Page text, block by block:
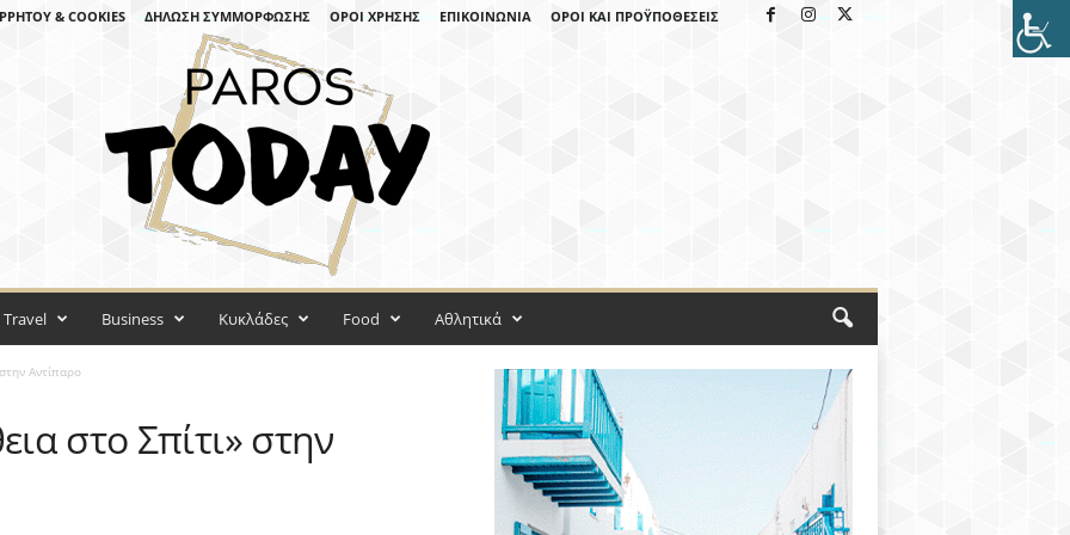
& COOKIES ΔΉΛΩΣΗ ΣΥΜΜΌΡΦΩΣΗΣ ΌΡΟΙ ΧΡΉΣΗΣ ΕΠΙΚΟΙΝΩΝΊΑ ΌΡΟΙ ΚΑΙ ΠΡΟΫΠΟΘΈΣΕΙΣ
Travel Business Κυκλάδες Food Αθλητικά
Αντίπαρο
στο Σπίτι» στην